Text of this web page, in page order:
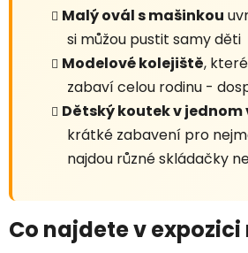
Malý ovál s mašinkou
si můžou pustit samy děti
Modelové kolejiště,
zabaví celou rodinu -
Dětský koutek v jednom
krátké zabavení pro
najdou různé skládačky
Co najdete v expozici